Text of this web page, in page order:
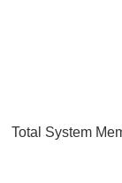
Total System